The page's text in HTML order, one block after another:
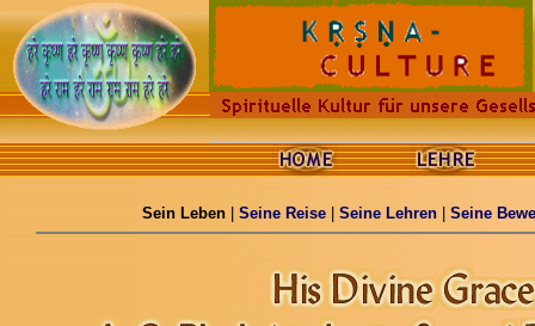
Sein Leben| Seine Reise| Seine Lehren| Seine